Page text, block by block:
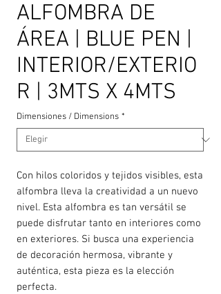
ALFOMBRA DE
ÁREA | BLUE PEN |
INTERIOR/EXTERIO
R | 3MTS X 4MTS
Dimensiones / Dimensions *
Con hilos coloridos y tejidos visibles, esta
alfombra lleva la creatividad a un nuevo
nivel. Esta alfombra es tan versátil se
puede disfrutar tanto en interiores como
en exteriores. Si busca una experiencia
de decoración hermosa, vibrante y
auténtica, esta pieza es la elección
perfecta.